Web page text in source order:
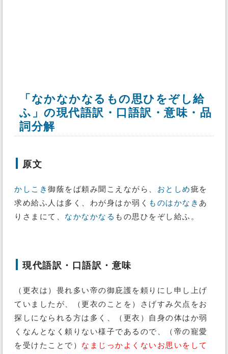
「なかなかなるもの思ひをぞし給
ふ」の現代語訳・口語訳・意味・品
詞分解
原文
かしこき 御蔭をば頼み聞こえながら、 おとしめ疵を
求め給ふ人は多く、わが身はか弱く ものはかなき あ
りさまにて、 なかなかなる もの思ひをぞし給ふ。
現代語訳・口語訳・意味
（更衣は）畏れ多い帝の御庇護を頼りにし申し上げ
ていましたが、（更衣のことを）さげすみ欠点をお
探しになられる方は多く、（更衣）自身の体はか弱
くなんとなく頼りない様子であるので、（帝の寵愛
を受けたことで） なまじっかよくないお思いをして